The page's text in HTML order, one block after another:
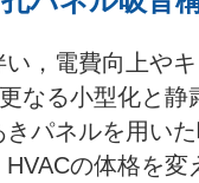
，電費向上や
なる小型化と静
パネルを用い
の体格を